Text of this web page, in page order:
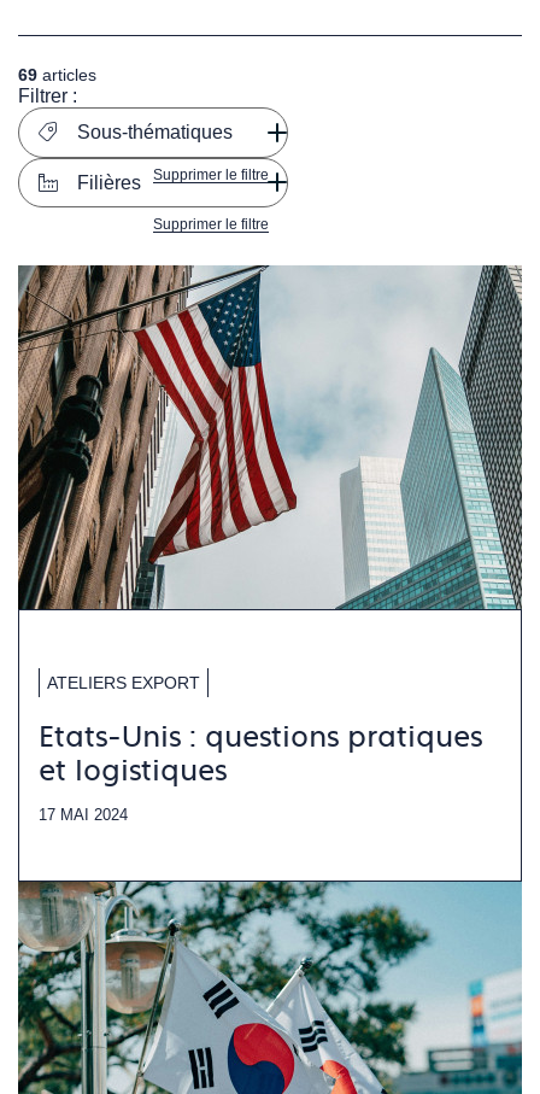
69 articles
Filtrer :
Sous-thématiques
Supprimer le filtre
Filières
Supprimer le filtre
ATELIERS EXPORT
Etats-Unis : questions pratiques
et logistiques
17 MAI 2024